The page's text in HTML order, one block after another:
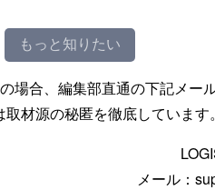
もっと知りたい
場合、編集部直通の下記メー
材源の秘匿を徹底しています。
メール：